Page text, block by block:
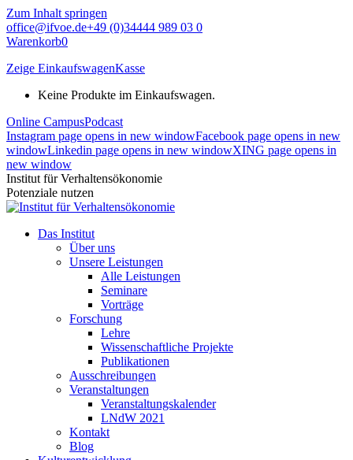
Zum Inhalt springen
office@ifvoe.de+49 (0)34444 989 03 0
Warenkorb0
Zeige EinkaufswagenKasse
Keine Produkte im Einkaufswagen.
Online CampusPodcast
Instagram page opens in new windowFacebook page opens in new
windowLinkedin page opens in new windowXING page opens in
new window
Institut für Verhaltensökonomie
Potenziale nutzen
Das Institut
Über uns
Unsere Leistungen
Alle Leistungen
Seminare
Vorträge
Forschung
Lehre
Wissenschaftliche Projekte
Publikationen
Ausschreibungen
Veranstaltungen
Veranstaltungskalender
LNdW 2021
Kontakt
Blog